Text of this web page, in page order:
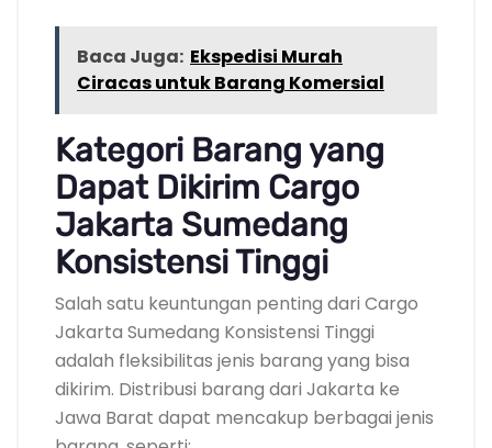
Baca Juga: Ekspedisi Murah
Ciracas untuk Barang Komersial
Kategori Barang yang
Dapat Dikirim Cargo
Jakarta Sumedang
Konsistensi Tinggi
Salah satu keuntungan penting dari Cargo
Jakarta Sumedang Konsistensi Tinggi
adalah fleksibilitas jenis barang yang bisa
dikirim. Distribusi barang dari Jakarta ke
Jawa Barat dapat mencakup berbagai jenis